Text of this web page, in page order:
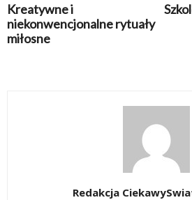
Kreatywne i
niekonwencjonalne rytuały
miłosne
Redakcja